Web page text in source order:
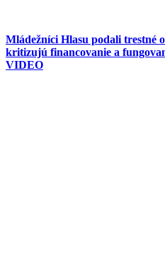
Mládežníci Hlasu podali trestné
kritizujú financovanie a
VIDEO